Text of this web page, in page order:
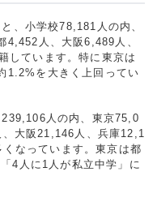
、小学校78,181人の内、
人、大阪6,489人、
しています。特に東京は
1.2%を大きく上回ってい
人の内、東京75,0
大阪21,146人、兵庫12,1
なっています。東京は都
4人に1人が私立中学」に